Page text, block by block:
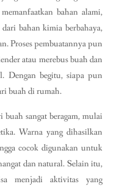
bahan alami,
bahan kimia berbahaya,
Proses pembuatannya pun
atau merebus buah dan
Dengan begitu, siapa pun
buah di rumah.
sangat beragam, mulai
Warna yang dihasilkan
cocok digunakan untuk
dan natural. Selain itu,
menjadi aktivitas yang